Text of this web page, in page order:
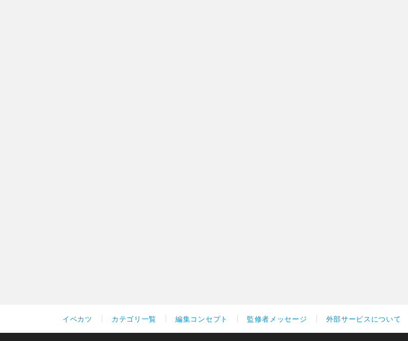
イベカツ カテゴリ一覧 編集コンセプト 監修者メッセージ 外部サービスについて